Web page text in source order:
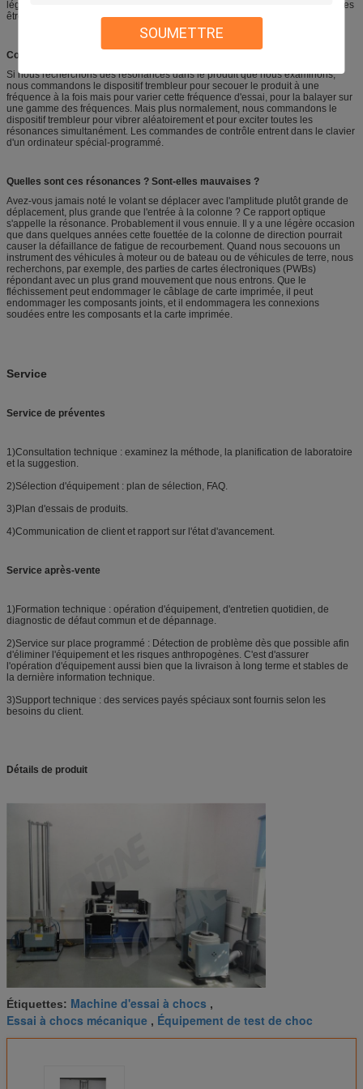
SOUMETTRE
légèreté ajouté à la rigidité. Ils peuvent être moulés, ou de plus petits montages
être usinés des actions solides. La plupart des montages sont soudés.
Comment commandez-vous des dispositifs trembleurs ?
Si nous recherchons des résonances dans le produit que nous examinons,
nous commandons le dispositif trembleur pour secouer le produit à une
fréquence à la fois mais pour varier cette fréquence d'essai, pour la balayer sur
une gamme des fréquences. Mais plus normalement, nous commandons le
dispositif trembleur pour vibrer aléatoirement et pour exciter toutes les
résonances simultanément. Les commandes de contrôle entrent dans le clavier
d'un ordinateur spécial-programmé.
Quelles sont ces résonances ? Sont-elles mauvaises ?
Avez-vous jamais noté le volant se déplacer avec l'amplitude plutôt grande de
déplacement, plus grande que l'entrée à la colonne ? Ce rapport optique
s'appelle la résonance. Probablement il vous ennuie. Il y a une légère occasion
que dans quelques années cette fouettée de la colonne de direction pourrait
causer la défaillance de fatigue de recourbement. Quand nous secouons un
instrument des véhicules à moteur ou de bateau ou de véhicules de terre, nous
recherchons, par exemple, des parties de cartes électroniques (PWBs)
répondant avec un plus grand mouvement que nous entrons. Que le
fléchissement peut endommager le câblage de carte imprimée, il peut
endommager les composants joints, et il endommagera les connexions
soudées entre les composants et la carte imprimée.
Service
Service de préventes
1)Consultation technique : examinez la méthode, la planification de laboratoire
et la suggestion.
2)Sélection d'équipement : plan de sélection, FAQ.
3)Plan d'essais de produits.
4)Communication de client et rapport sur l'état d'avancement.
Service après-vente
1)Formation technique : opération d'équipement, d'entretien quotidien, de
diagnostic de défaut commun et de dépannage.
2)Service sur place programmé : Détection de problème dès que possible afin
d'éliminer l'équipement et les risques anthropogènes. C'est d'assurer
l'opération d'équipement aussi bien que la livraison à long terme et stables de
la dernière information technique.
3)Support technique : des services payés spéciaux sont fournis selon les
besoins du client.
Détails de produit
Étiquettes: Machine d'essai à chocs ,
Essai à chocs mécanique , Équipement de test de choc